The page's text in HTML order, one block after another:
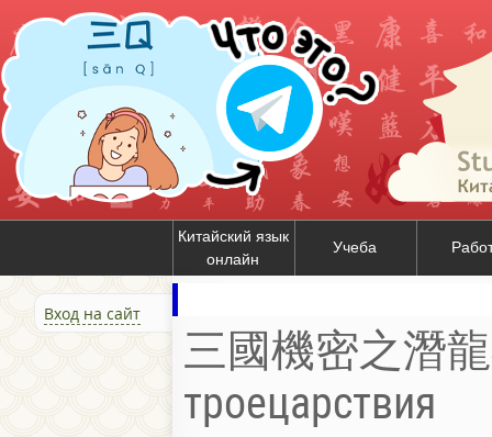
Китайский язык
онлайн
Учеба
Вход на сайт
三國機密之潛
троецарствия